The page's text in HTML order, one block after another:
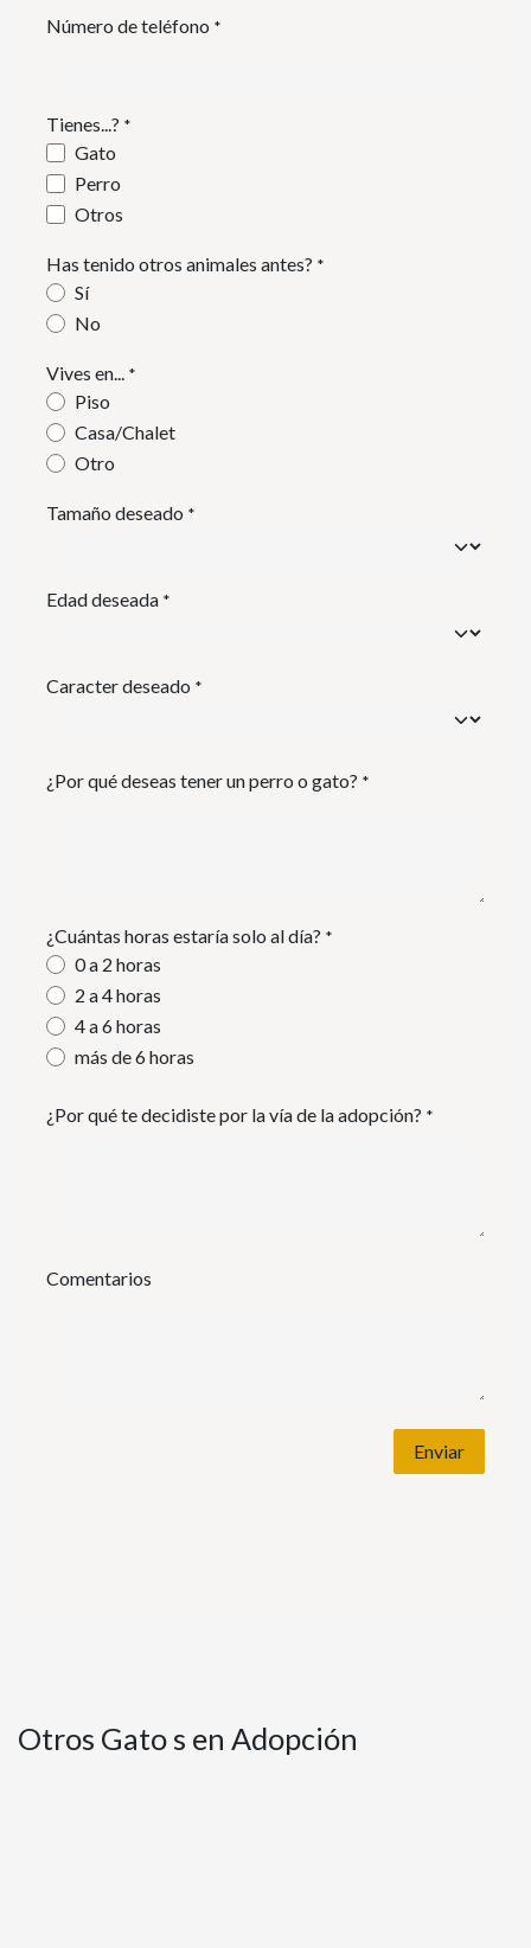
Número de teléfono *
Tienes...? *
Gato
Perro
Otros
Has tenido otros animales antes? *
Sí
No
Vives en... *
Piso
Casa/Chalet
Otro
Tamaño deseado *
Edad deseada *
Caracter deseado *
¿Por qué deseas tener un perro o gato? *
¿Cuántas horas estaría solo al día? *
0 a 2 horas
2 a 4 horas
4 a 6 horas
más de 6 horas
¿Por qué te decidiste por la vía de la adopción? *
Comentarios
Enviar
Otros Gato s en Adopción